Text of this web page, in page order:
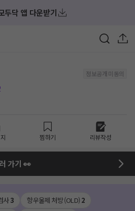
두닥 앱 다운받기
정보공개 미동의
찜하기 리뷰작성
가기 👀
사3 항우울제 처방 (OLD) 2